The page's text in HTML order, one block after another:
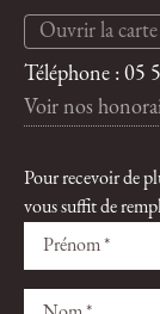
Ouvrir la carte
Téléphone : 05
Voir nos
Pour recevoir de
vous suffit de